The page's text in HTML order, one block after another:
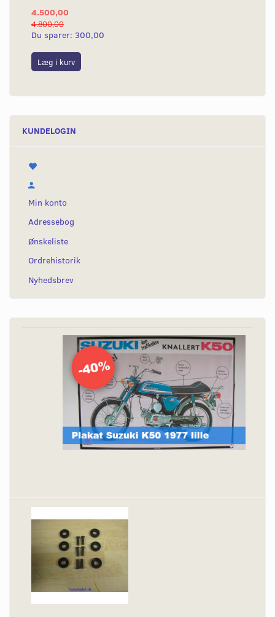
4.500,00
4.800,00
Du sparer: 300,00
Læg i kurv
KUNDELOGIN
Min konto
Adressebog
Ønskeliste
Ordrehistorik
Nyhedsbrev